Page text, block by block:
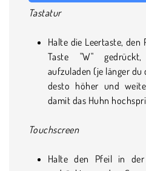
Tastatur
Halte die Leertaste,
Taste "W"
aufzuladen (je länger du
desto höher und
damit das Huhn
Touchscreen
Halte den Pfeil in